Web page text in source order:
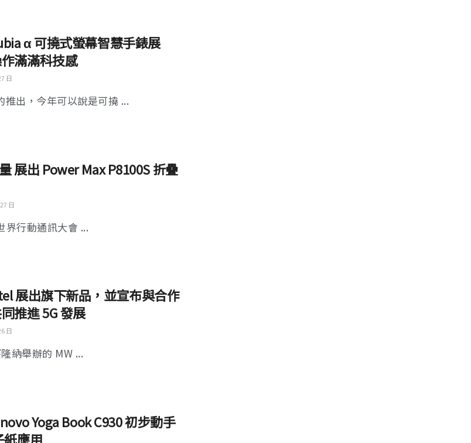
α 可撓式螢幕智慧手錶展
滿滿科技感
日
推出，今年可以說是可撓 ...
展出 Power Max P8100S 折疊
日
界行動通訊大會 ...
展出旗下新品，並宣布與合作
推進 5G 發展
日
納舉辦的 MW ...
Yoga Book C930 初步動手
紙應用